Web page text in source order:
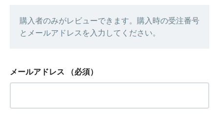
購入者のみがレビューできます。購入時の受注番号
とメールアドレスを入力してください。
メールアドレス （必須）